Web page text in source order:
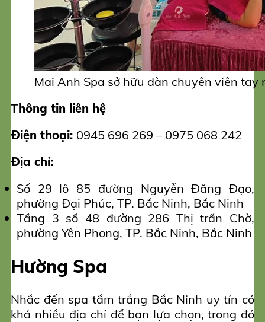
Mai Anh Spa sở hữu dàn chuyên viên tay
Thông tin liên hệ
Điện thoại: 0945 696 269 – 0975 068 242
Địa chỉ:
Số 29 lô 85 đường Nguyễn Đăng Đạo,
phường Đại Phúc, TP. Bắc Ninh, Bắc Ninh
Tầng 3 số 48 đường 286 Thị trấn Chờ,
phường Yên Phong, TP. Bắc Ninh, Bắc Ninh
Hường Spa
Nhắc đến spa tắm trắng Bắc Ninh uy tín có
khá nhiều địa chỉ để bạn lựa chọn, trong đó